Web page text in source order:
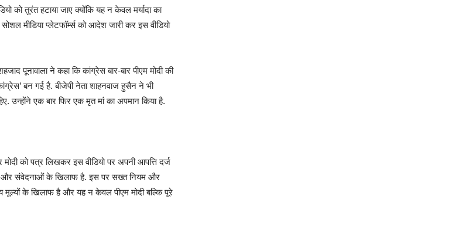
को तुरंत हटाया जाए क्योंकि यह न केवल मर्यादा का
मीडिया प्लेटफॉर्म्स को आदेश जारी कर इस वीडियो
पूनावाला ने कहा कि कांग्रेस बार-बार पीएम मोदी की
बन गई है. बीजेपी नेता शाहनवाज हुसैन ने भी
उन्होंने एक बार फिर एक मृत मां का अपमान किया है.
मोदी को पत्र लिखकर इस वीडियो पर अपनी आपत्ति दर्ज
और संवेदनाओं के खिलाफ है. इस पर सख्त नियम और
मूल्यों के खिलाफ है और यह न केवल पीएम मोदी बल्कि पूरे